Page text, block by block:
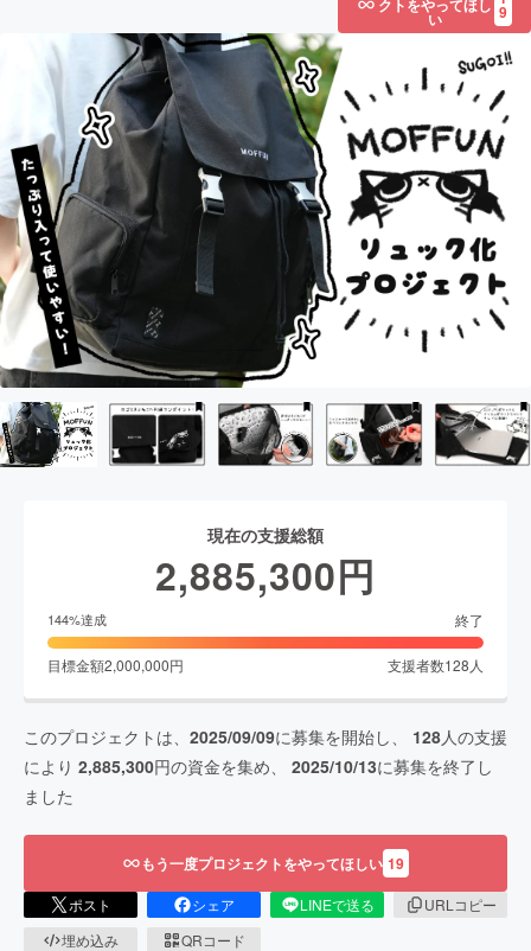
クトをやってほし
い 9
現在の支援総額
2,885,300円
144%達成 終了
目標金額2,000,000円 支援者数128 人
このプロジェクトは、 2025/09/09に募集を開始し、 128人の支援
により 2,885,300円の資金を集め、 2025/10/13に募集を終了し
ました
もう一度プロジェクトをやってほしい 19
ポスト シェア LINEで送る
URLコピー
埋め込み
QRコード